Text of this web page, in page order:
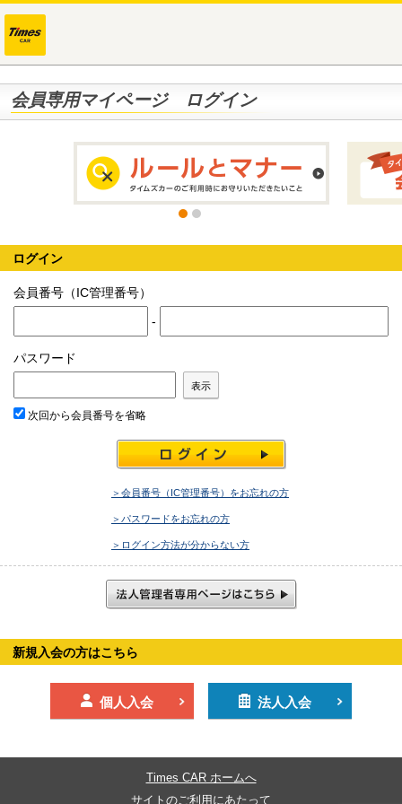
会員専用マイページ ログイン
ログイン
会員番号（IC管理番号）
-
パスワード
次回から会員番号を省略
＞会員番号（IC管理番号）をお忘れの方
＞パスワードをお忘れの方
＞ログイン方法が分からない方
新規入会の方はこちら
個人入会 法人入会
Times CAR ホームへ
サイトのご利用にあたって